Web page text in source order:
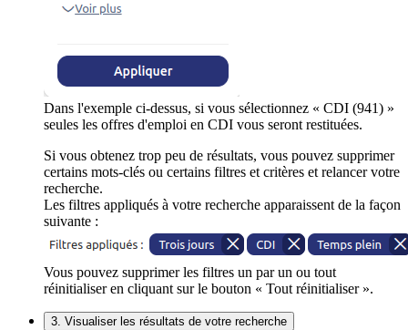
Dans l'exemple ci-dessus, si vous sélectionnez « CDI (941) »
seules les offres d'emploi en CDI vous seront restituées.
Si vous obtenez trop peu de résultats, vous pouvez supprimer
certains mots-clés ou certains filtres et critères et relancer votre
recherche.
Les filtres appliqués à votre recherche apparaissent de la façon
suivante :
Vous pouvez supprimer les filtres un par un ou tout
réinitialiser en cliquant sur le bouton « Tout réinitialiser ».
3. Visualiser les résultats de votre recherche